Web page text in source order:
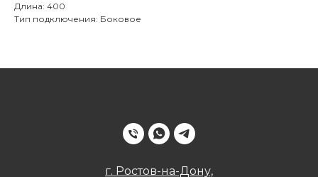
Длина: 400
Тип подключения: Боковое
г. Ростов-на-Дону,